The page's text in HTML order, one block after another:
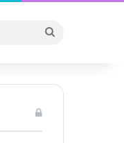
...